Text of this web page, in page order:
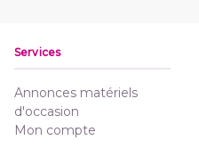
Services
Annonces matériels
d'occasion
Mon compte